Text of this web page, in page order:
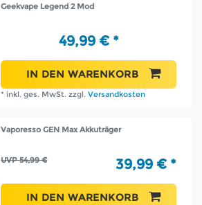
Geekvape Legend 2 Mod
49,99 € *
IN DEN WARENKORB
* inkl. ges. MwSt. zzgl.Versandkosten
Vaporesso GEN Max Akkuträger
UVP 54,99 € 39,99 € *
IN DEN WARENKORB